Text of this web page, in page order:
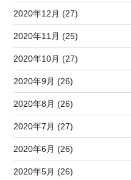
2020年12月 (27)
2020年11月 (25)
2020年10月 (27)
2020年9月 (26)
2020年8月 (26)
2020年7月 (27)
2020年6月 (26)
2020年5月 (26)